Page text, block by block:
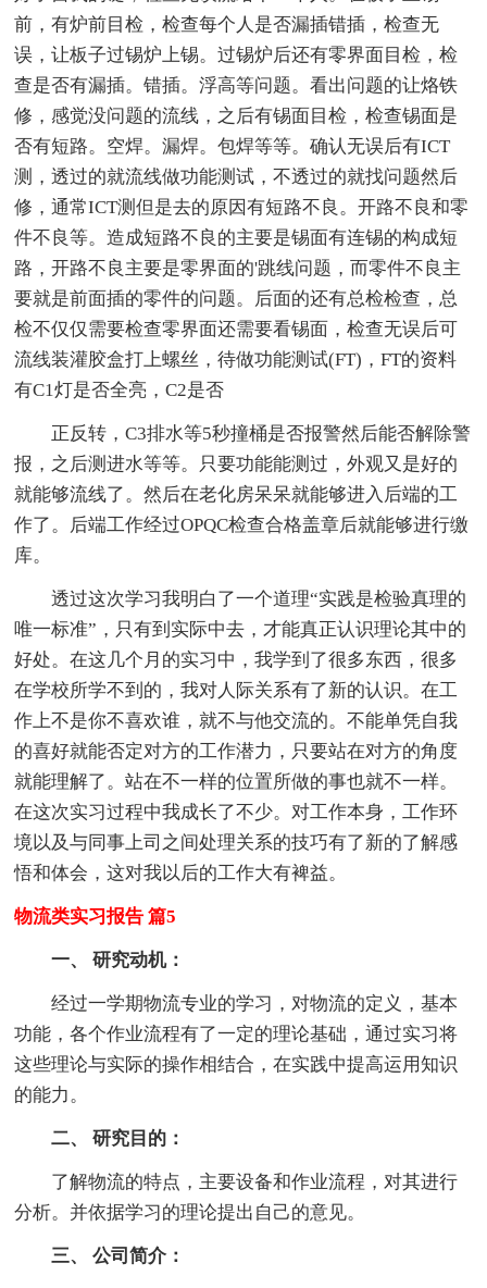
前，有炉前目检，检查每个人是否漏插错插，检查无
误，让板子过锡炉上锡。过锡炉后还有零界面目检，检
查是否有漏插。错插。浮高等问题。看出问题的让烙铁
修，感觉没问题的流线，之后有锡面目检，检查锡面是
否有短路。空焊。漏焊。包焊等等。确认无误后有ICT
测，透过的就流线做功能测试，不透过的就找问题然后
修，通常ICT测但是去的原因有短路不良。开路不良和零
件不良等。造成短路不良的主要是锡面有连锡的构成短
路，开路不良主要是零界面的'跳线问题，而零件不良主
要就是前面插的零件的问题。后面的还有总检检查，总
检不仅仅需要检查零界面还需要看锡面，检查无误后可
流线装灌胶盒打上螺丝，待做功能测试(FT)，FT的资料
有C1灯是否全亮，C2是否
正反转，C3排水等5秒撞桶是否报警然后能否解除警
报，之后测进水等等。只要功能能测过，外观又是好的
就能够流线了。然后在老化房呆呆就能够进入后端的工
作了。后端工作经过OPQC检查合格盖章后就能够进行缴
库。
透过这次学习我明白了一个道理“实践是检验真理的
唯一标准”，只有到实际中去，才能真正认识理论其中的
好处。在这几个月的实习中，我学到了很多东西，很多
在学校所学不到的，我对人际关系有了新的认识。在工
作上不是你不喜欢谁，就不与他交流的。不能单凭自我
的喜好就能否定对方的工作潜力，只要站在对方的角度
就能理解了。站在不一样的位置所做的事也就不一样。
在这次实习过程中我成长了不少。对工作本身，工作环
境以及与同事上司之间处理关系的技巧有了新的了解感
悟和体会，这对我以后的工作大有裨益。
物流类实习报告 篇5
一、 研究动机：
经过一学期物流专业的学习，对物流的定义，基本
功能，各个作业流程有了一定的理论基础，通过实习将
这些理论与实际的操作相结合，在实践中提高运用知识
的能力。
二、 研究目的：
了解物流的特点，主要设备和作业流程，对其进行
分析。并依据学习的理论提出自己的意见。
三、 公司简介：